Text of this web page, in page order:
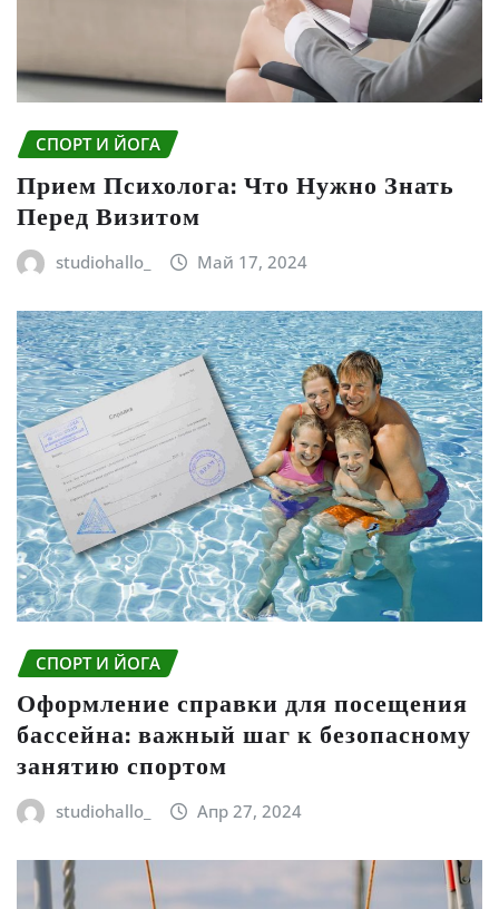
СПОРТ И ЙОГА
Прием Психолога: Что Нужно Знать
Перед Визитом
studiohallo_ Май 17, 2024
СПОРТ И ЙОГА
Оформление справки для посещения
бассейна: важный шаг к безопасному
занятию спортом
studiohallo_ Апр 27, 2024